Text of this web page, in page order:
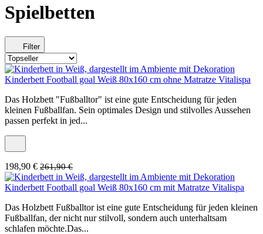
Spielbetten
Filter
Kinderbett Football goal Weiß 80x160 cm ohne Matratze Vitalispa
Das Holzbett "Fußballtor" ist eine gute Entscheidung für jeden
kleinen Fußballfan. Sein optimales Design und stilvolles Aussehen
passen perfekt in jed...
198,90 € 261,90 €
Kinderbett Football goal Weiß 80x160 cm mit Matratze Vitalispa
Das Holzbett Fußballtor ist eine gute Entscheidung für jeden kleinen
Fußballfan, der nicht nur stilvoll, sondern auch unterhaltsam
schlafen möchte.Das...